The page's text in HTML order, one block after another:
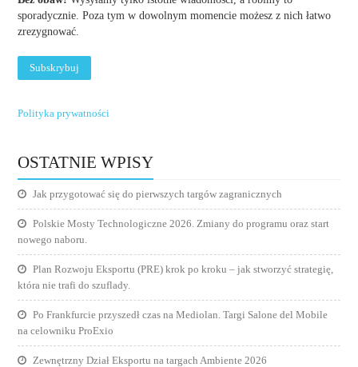
sporadycznie. Poza tym w dowolnym momencie możesz z nich łatwo
zrezygnować.
Polityka prywatności
OSTATNIE WPISY
Jak przygotować się do pierwszych targów zagranicznych
Polskie Mosty Technologiczne 2026. Zmiany do programu oraz start
nowego naboru.
Plan Rozwoju Eksportu (PRE) krok po kroku – jak stworzyć strategię,
która nie trafi do szuflady.
Po Frankfurcie przyszedł czas na Mediolan. Targi Salone del Mobile
na celowniku ProExio
Zewnętrzny Dział Eksportu na targach Ambiente 2026